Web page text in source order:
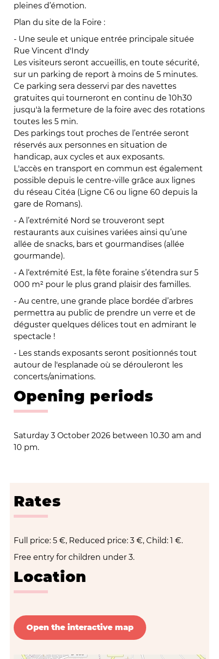
pleines d’émotion.
Plan du site de la Foire :
- Une seule et unique entrée principale située
Rue Vincent d'Indy
Les visiteurs seront accueillis, en toute sécurité,
sur un parking de report à moins de 5 minutes.
Ce parking sera desservi par des navettes
gratuites qui tourneront en continu de 10h30
jusqu'à la fermeture de la foire avec des rotations
toutes les 5 min.
Des parkings tout proches de l’entrée seront
réservés aux personnes en situation de
handicap, aux cycles et aux exposants.
L'accès en transport en commun est également
possible depuis le centre-ville grâce aux lignes
du réseau Citéa (Ligne C6 ou ligne 60 depuis la
gare de Romans).
- A l’extrémité Nord se trouveront sept
restaurants aux cuisines variées ainsi qu’une
allée de snacks, bars et gourmandises (allée
gourmande).
- A l‘extrémité Est, la fête foraine s’étendra sur 5
000 m² pour le plus grand plaisir des familles.
- Au centre, une grande place bordée d’arbres
permettra au public de prendre un verre et de
déguster quelques délices tout en admirant le
spectacle !
- Les stands exposants seront positionnés tout
autour de l'esplanade où se dérouleront les
concerts/animations.
Opening periods
Saturday 3 October 2026 between 10.30 am and
10 pm.
Rates
Full price: 5 €, Reduced price: 3 €, Child: 1 €.
Free entry for children under 3.
Location
Open the interactive map